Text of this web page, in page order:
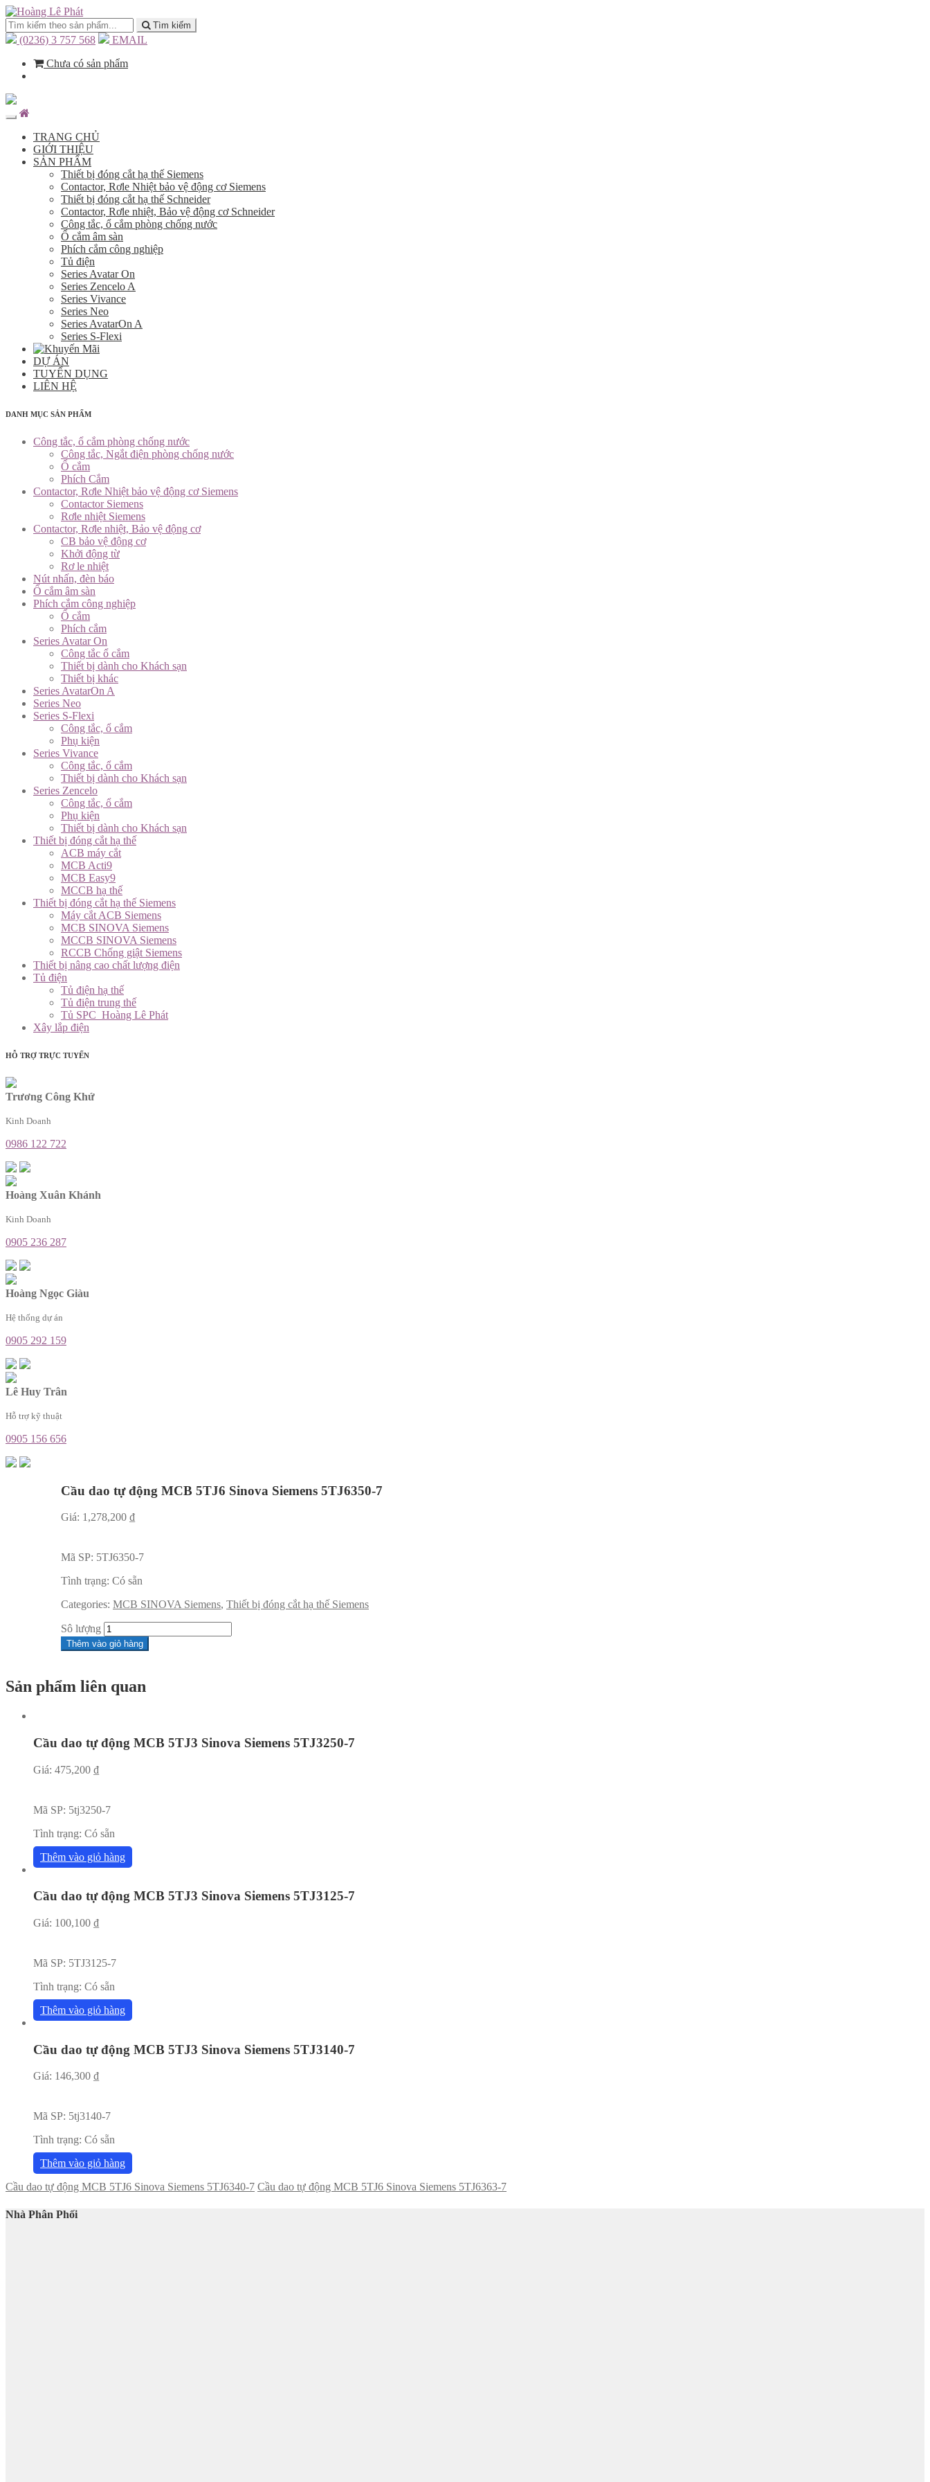
Tìm kiếm
(0236) 3 757 568
EMAIL
Chưa có sản phẩm
TRANG CHỦ
GIỚI THIỆU
SẢN PHẨM
Thiết bị đóng cắt hạ thế Siemens
Contactor, Rơle Nhiệt bảo vệ động cơ Siemens
Thiết bị đóng cắt hạ thế Schneider
Contactor, Rơle nhiệt, Bảo vệ động cơ Schneider
Công tắc, ổ cắm phòng chống nước
Ổ cắm âm sàn
Phích cắm công nghiệp
Tủ điện
Series Avatar On
Series Zencelo A
Series Vivance
Series Neo
Series AvatarOn A
Series S-Flexi
DỰ ÁN
TUYỂN DỤNG
LIÊN HỆ
DANH MỤC SẢN PHẨM
Công tắc, ổ cắm phòng chống nước
Công tắc, Ngắt điện phòng chống nước
Ổ cắm
Phích Cắm
Contactor, Rơle Nhiệt bảo vệ động cơ Siemens
Contactor Siemens
Rơle nhiệt Siemens
Contactor, Rơle nhiệt, Bảo vệ động cơ
CB bảo vệ động cơ
Khởi động từ
Rơ le nhiệt
Nút nhấn, đèn báo
Ổ cắm âm sàn
Phích cắm công nghiệp
Ổ cắm
Phích cắm
Series Avatar On
Công tắc ổ cắm
Thiết bị dành cho Khách sạn
Thiết bị khác
Series AvatarOn A
Series Neo
Series S-Flexi
Công tắc, ổ cắm
Phụ kiện
Series Vivance
Công tắc, ổ cắm
Thiết bị dành cho Khách sạn
Series Zencelo
Công tắc, ổ cắm
Phụ kiện
Thiết bị dành cho Khách sạn
Thiết bị đóng cắt hạ thế
ACB máy cắt
MCB Acti9
MCB Easy9
MCCB hạ thế
Thiết bị đóng cắt hạ thế Siemens
Máy cắt ACB Siemens
MCB SINOVA Siemens
MCCB SINOVA Siemens
RCCB Chống giật Siemens
Thiết bị nâng cao chất lượng điện
Tủ điện
Tủ điện hạ thế
Tủ điện trung thế
Tủ SPC_Hoàng Lê Phát
Xây lắp điện
HỖ TRỢ TRỰC TUYẾN
Trương Công Khứ
Kinh Doanh
0986 122 722
Hoàng Xuân Khánh
Kinh Doanh
0905 236 287
Hoàng Ngọc Giàu
Hệ thống dự án
0905 292 159
Lê Huy Trân
Hỗ trợ kỹ thuật
0905 156 656
Cầu dao tự động MCB 5TJ6 Sinova Siemens 5TJ6350-7
Giá: 1,278,200 ₫
Mã SP: 5TJ6350-7
Tình trạng: Có sẵn
Categories: MCB SINOVA Siemens, Thiết bị đóng cắt hạ thế Siemens
Sô lượng
Thêm vào giỏ hàng
Sản phẩm liên quan
Cầu dao tự động MCB 5TJ3 Sinova Siemens 5TJ3250-7
Giá: 475,200 ₫
Mã SP: 5tj3250-7
Tình trạng: Có sẵn
Thêm vào giỏ hàng
Cầu dao tự động MCB 5TJ3 Sinova Siemens 5TJ3125-7
Giá: 100,100 ₫
Mã SP: 5TJ3125-7
Tình trạng: Có sẵn
Thêm vào giỏ hàng
Cầu dao tự động MCB 5TJ3 Sinova Siemens 5TJ3140-7
Giá: 146,300 ₫
Mã SP: 5tj3140-7
Tình trạng: Có sẵn
Thêm vào giỏ hàng
Cầu dao tự động MCB 5TJ6 Sinova Siemens 5TJ6340-7 Cầu dao tự động MCB 5TJ6 Sinova Siemens 5TJ6363-7
Nhà Phân Phối